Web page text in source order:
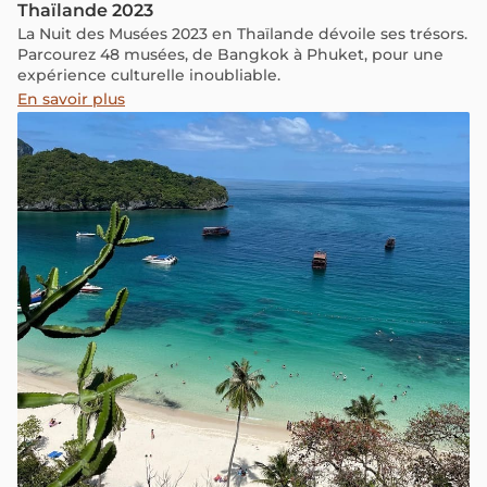
Thaïlande 2023
La Nuit des Musées 2023 en Thaïlande dévoile ses trésors.
Parcourez 48 musées, de Bangkok à Phuket, pour une
expérience culturelle inoubliable.
En savoir plus